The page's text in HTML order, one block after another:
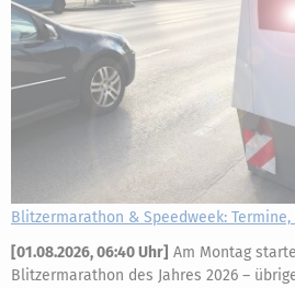
Blitzermarathon & Speedweek:
[01.08.2026, 06:40 Uhr] Am Montag
Blitzermarathon des Jahres 2026 –